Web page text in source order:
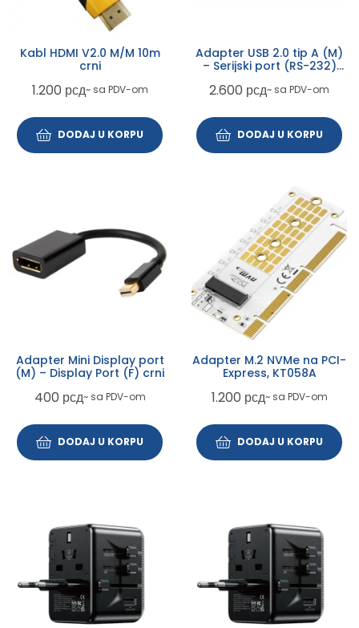
Kabl HDMI V2.0 M/M 10m
crni
1.200 рсд~ sa PDV-om
DODAJ U KORPU
Adapter USB 2.0 tip A (M)
– Serijski port (RS-232)
2.600 рсд~ sa PDV-om
DODAJ U KORPU
Adapter Mini Display port
(M) – Display Port (F) crni
400 рсд~ sa PDV-om
DODAJ U KORPU
Adapter M.2 NVMe na PCI-
Express, KT058A
1.200 рсд~ sa PDV-om
DODAJ U KORPU